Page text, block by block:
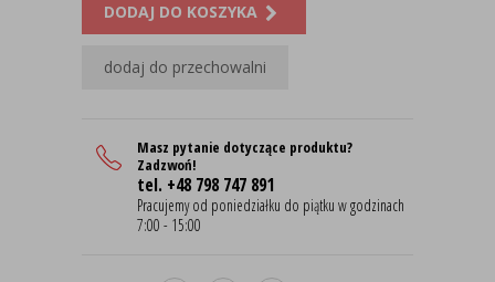
DODAJ DO KOSZYKA
dodaj do przechowalni
Masz pytanie dotyczące produktu?
Zadzwoń!
tel. +48 798 747 891
Pracujemy od poniedziałku do piątku w godzinach
7:00 - 15:00